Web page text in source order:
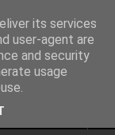
its services
user-agent are
and security
usage